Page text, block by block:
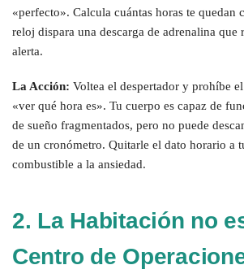
«perfecto». Calcula cuántas horas te quedan
reloj dispara una descarga de adrenalina que
alerta.
La Acción: Voltea el despertador y prohíbe
«ver qué hora es». Tu cuerpo es capaz de
de sueño fragmentados, pero no puede
de un cronómetro. Quitarle el dato horario a
combustible a la ansiedad.
2. La Habitación no
Centro de